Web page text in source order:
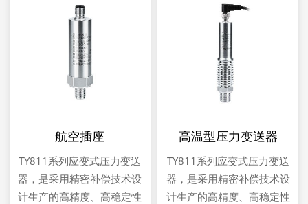
航空插座
TY811系列应变式压力变送
器，是采用精密补偿技术设
计生产的高精度、高稳定性
高温型压力变送器
TY811系列应变式压力变送
器，是采用精密补偿技术设
计生产的高精度、高稳定性